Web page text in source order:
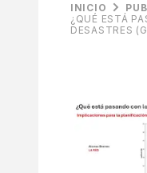
INICIO
¿QUÉ ESTÁ
DESASTRES